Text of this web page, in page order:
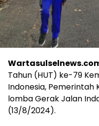
Tahun (HUT) ke-79
Indonesia,
lomba Gerak Jalan
(13/8/2024).